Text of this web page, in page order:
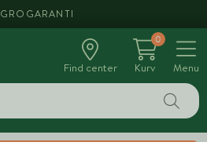
GROGARANTI
Find center
0
Kurv
Menu